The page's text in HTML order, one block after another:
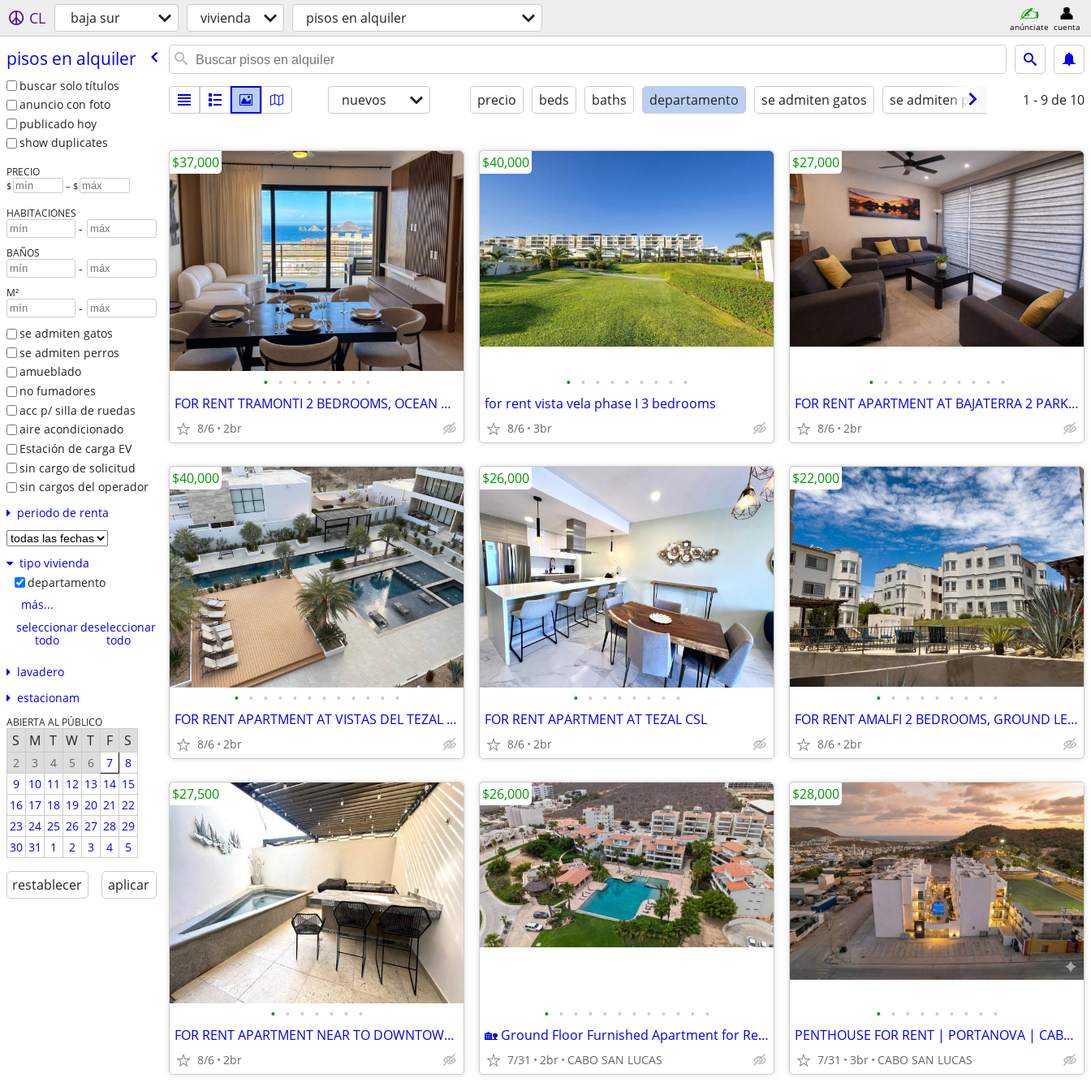
CL baja sur vivienda pisos en alquiler anúnciate cuenta
pisos en alquiler
buscar solo títulos
anuncio con foto
publicado hoy
show duplicates
PRECIO
$ – $
HABITACIONES
-
BAÑOS
-
M²
-
se admiten gatos
se admiten perros
amueblado
no fumadores
acc p/ silla de ruedas
aire acondicionado
Estación de carga EV
sin cargo de solicitud
sin cargos del operador
periodo de renta
tipo vivienda
departamento
más...
seleccionar
todo
deseleccionar
todo
lavadero
estacionam
ABIERTA AL PÚBLICO
S M T W T F S
2 3 4 5 6 7
8
9
10 11 12 13 14 15
16 17 18 19 20 21 22
23 24 25 26 27 28 29
30 31 1 2 3 4 5
restablecer aplicar
nuevos precio beds baths departamento se admiten gatos se admiten perros 1 - 9 de 10
• • • • • • • •
FOR RENT TRAMONTI 2 BEDROOMS, OCEAN VIEW
8/6 2br
$37,000
• • • • • • • • •
for rent vista vela phase I 3 bedrooms
8/6 3br
$40,000
• • • • • • • • • •
FOR RENT APARTMENT AT BAJATERRA 2 PARKINGS
8/6 2br
$27,000
• • • • • • • • • • • •
FOR RENT APARTMENT AT VISTAS DEL TEZAL 2 BR
8/6 2br
$40,000
• • • • • • • •
FOR RENT APARTMENT AT TEZAL CSL
8/6 2br
$26,000
• • • • • • • • •
FOR RENT AMALFI 2 BEDROOMS, GROUND LEVEL
8/6 2br
$22,000
• • • • • • •
FOR RENT APARTMENT NEAR TO DOWNTOWN CSL
8/6 2br
$27,500
• • • • • • • • • • • •
🏡 Ground Floor Furnished Apartment for Rent | Villas Tamar | Cabo San
7/31 2br CABO SAN LUCAS
$26,000
• • • • • • • • •
PENTHOUSE FOR RENT | PORTANOVA | CABO SAN LUCAS
7/31 3br CABO SAN LUCAS
$28,000